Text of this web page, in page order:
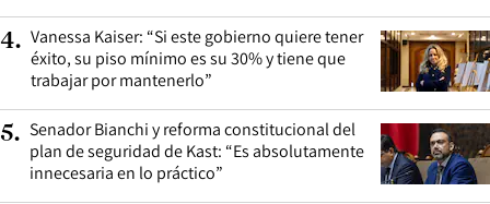
4. Vanessa Kaiser: “Si este gobierno quiere tener
éxito, su piso mínimo es su 30% y tiene que
trabajar por mantenerlo”
5. Senador Bianchi y reforma constitucional del
plan de seguridad de Kast: “Es absolutamente
innecesaria en lo práctico”